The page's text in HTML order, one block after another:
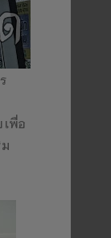
เพื่อ